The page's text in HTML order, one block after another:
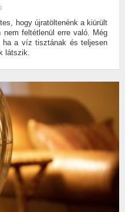
hogy újratöltenénk a kiürült
feltétlenül erre való. Még
ha a víz tisztának és teljesen
látszik.